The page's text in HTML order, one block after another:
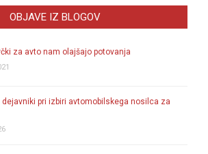
OBJAVE IZ BLOGOV
za avto nam olajšajo potovanja
dejavniki pri izbiri avtomobilskega nosilca za